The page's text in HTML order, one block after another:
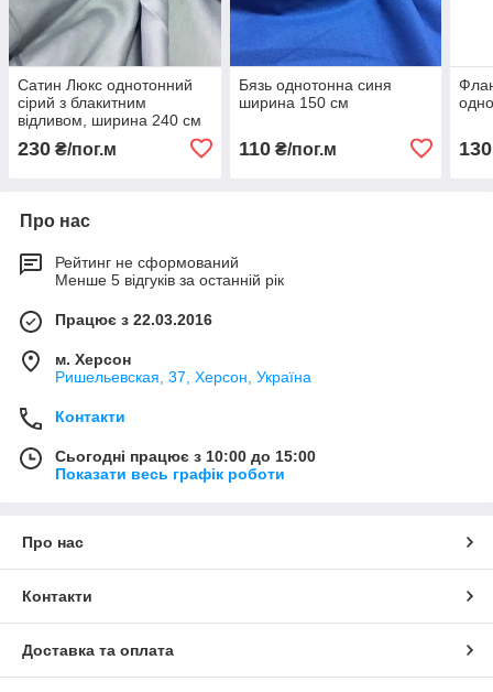
Сатин Люкс однотонний
сірий з блакитним
відливом, ширина 240 см
230 ₴/пог.м
Бязь однотонна синя
ширина 150 см
110₴/пог.м 130
Про нас
Рейтинг не сформований
Менше 5 відгуків за останній рік
Працює з 22.03.2016
м. Херсон
Ришельевская, 37, Херсон, Україна
Контакти
Сьогодні працює з 10:00 до 15:00
Показати весь графік роботи
Про нас
Контакти
Доставка та оплата